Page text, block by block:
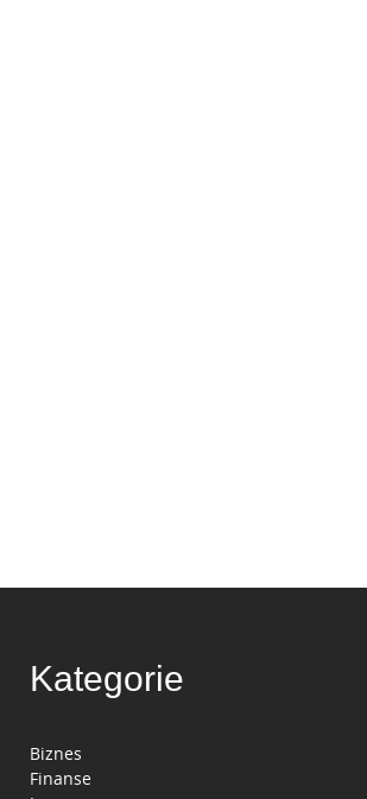
Kategorie
Biznes
Finanse